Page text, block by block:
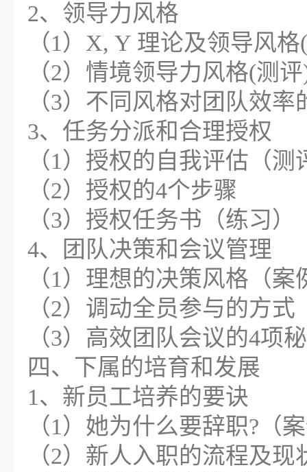
2、领导力风格
（1）X, Y 理论及领导风
（2）情境领导力风格(测
（3）不同风格对团队效率
3、任务分派和合理授权
（1）授权的自我评估（测
（2）授权的4个步骤
（3）授权任务书（练习）
4、团队决策和会议管理
（1）理想的决策风格（案
（2）调动全员参与的方式
（3）高效团队会议的4项
四、下属的培育和发展
1、新员工培养的要诀
（1）她为什么要辞职?（
（2）新人入职的流程及现